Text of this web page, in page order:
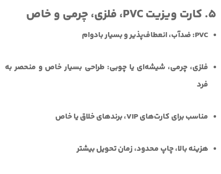
5. کارت ویزیت PVC، فلزی، چرمی و خاص
PVC: ضدآب، انعطاف‌پذیر و بسیار بادوام
فلزی، چرمی، شیشه‌ای یا چوبی: طراحی بسیار خاص و منحصر به
فرد
مناسب برای کارت‌های VIP، برندهای خلاق یا خاص
هزینه بالا، چاپ محدود، زمان تحویل بیشتر